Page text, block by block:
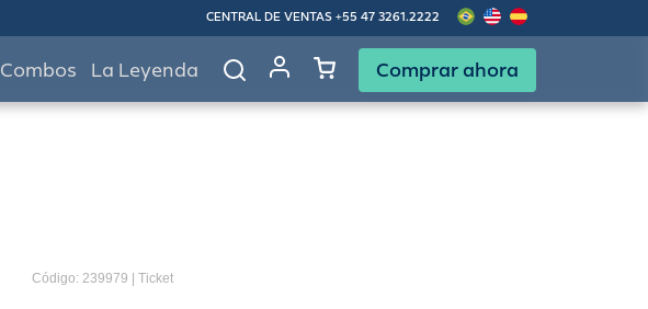
CENTRAL DE VENTAS +55 47 3261.2222
Combos La Leyenda Comprar ahora
Código: 239979 | Ticket